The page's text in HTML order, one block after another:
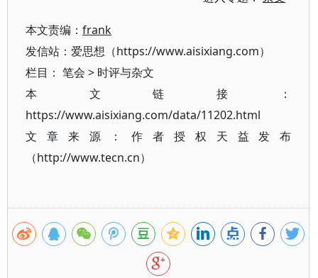
本文责编： frank
发信站：爱思想（https://www.aisixiang.com）
栏目： 笔会 > 时评与杂文
本文链接：
https://www.aisixiang.com/data/11202.html
文章来源：作者授权天益发布
（http://www.tecn.cn）